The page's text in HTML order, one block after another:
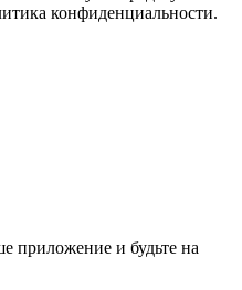
конфиденциальности.
приложение и будьте на